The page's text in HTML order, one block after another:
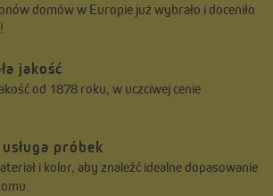
domów w Europie już wybrało i doceniło
jakość
od 1878 roku, w uczciwej cenie
próbek
i kolor, aby znaleźć idealne dopasowanie